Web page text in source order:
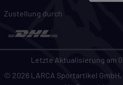
Zustellung durch
Letzte Aktualisierung am
© 2026 LARCA Sportartikel GmbH,